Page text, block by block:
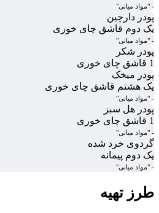
- "مواد میانی"
پودر دارچین
یک دوم قاشق چای خوری
- "مواد میانی"
پودر شکر
1 قاشق چای خوری
پودر میخک
یک هشتم قاشق چای خوری
- "مواد میانی"
پودر هل سبز
1 قاشق چای خوری
- "مواد میانی"
گردوی خرد شده
یک دوم پیمانه
- "مواد میانی"
طرز تهیه